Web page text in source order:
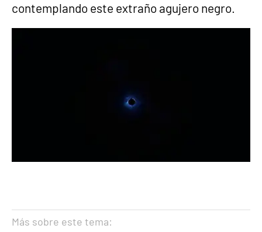
contemplando este extraño agujero negro.
Más sobre este tema: